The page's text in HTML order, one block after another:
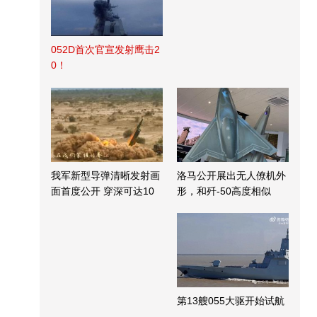
052D首次官宣发射鹰击2
0！
我军新型导弹清晰发射画
面首度公开 穿深可达10
洛马公开展出无人僚机外
形，和歼-50高度相似
第13艘055大驱开始试航